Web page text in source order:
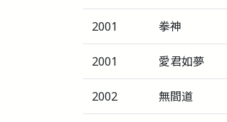
2001 拳神
2001 愛君如夢
2002 無間道